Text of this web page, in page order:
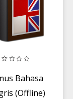
Bahasa
(Offline)